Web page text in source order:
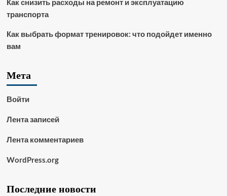
Как снизить расходы на ремонт и эксплуатацию
транспорта
Как выбрать формат тренировок: что подойдет именно
вам
Мета
Войти
Лента записей
Лента комментариев
WordPress.org
Последние новости